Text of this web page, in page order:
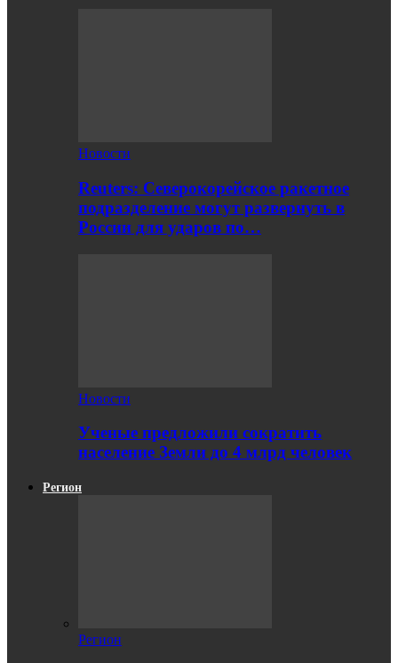
Новости
Reuters: Северокорейское ракетное
подразделение могут развернуть в
России для ударов по…
Новости
Ученые предложили сократить
население Земли до 4 млрд человек
Регион
Регион